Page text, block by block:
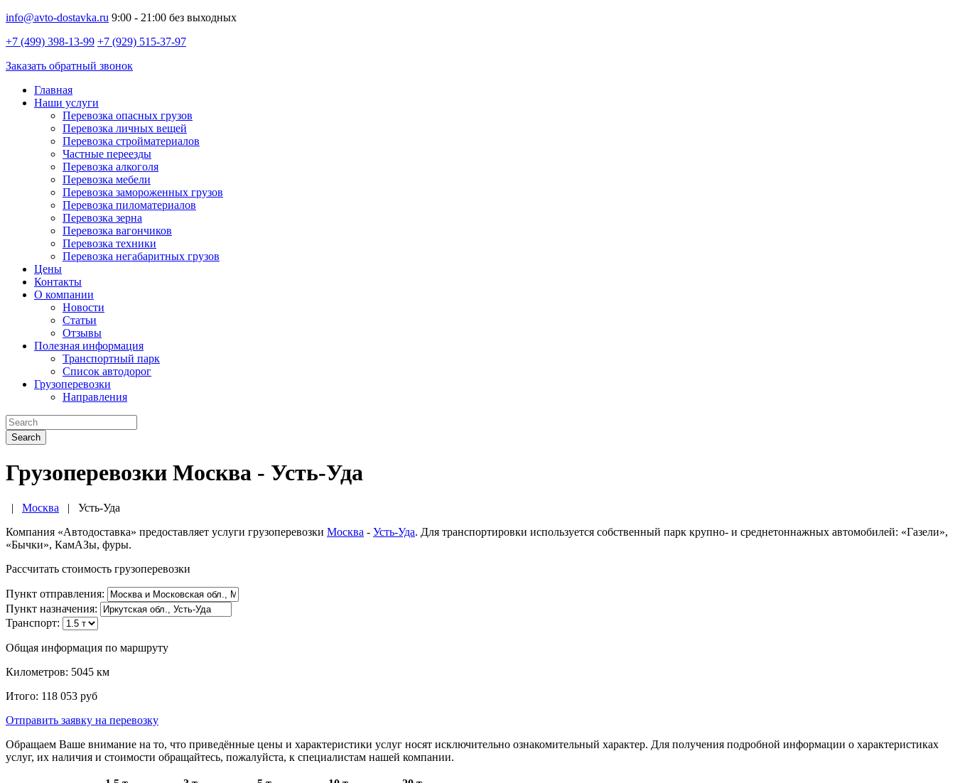
info@avto-dostavka.ru 9:00 - 21:00 без выходных
+7 (499) 398-13-99 +7 (929) 515-37-97
Заказать обратный звонок
Главная
Наши услуги
Перевозка опасных грузов
Перевозка личных вещей
Перевозка стройматериалов
Частные переезды
Перевозка алкоголя
Перевозка мебели
Перевозка замороженных грузов
Перевозка пиломатериалов
Перевозка зерна
Перевозка вагончиков
Перевозка техники
Перевозка негабаритных грузов
Цены
Контакты
О компании
Новости
Статьи
Отзывы
Полезная информация
Транспортный парк
Список автодорог
Грузоперевозки
Направления
Search
Грузоперевозки Москва - Усть-Уда
| Москва | Усть-Уда
Компания «Автодоставка» предоставляет услуги грузоперевозки Москва - Усть-Уда. Для транспортировки используется собственный парк крупно- и среднетоннажных автомобилей: «Газели»,
«Бычки», КамАЗы, фуры.
Рассчитать стоимость грузоперевозки
Пункт отправления:
Пункт назначения:
Транспорт:
Общая информация по маршруту
Километров: 5045 км
Итого: 118 053 руб
Отправить заявку на перевозку
Обращаем Ваше внимание на то, что приведённые цены и характеристики услуг носят исключительно ознакомительный характер. Для получения подробной информации о характеристиках
услуг, их наличия и стоимости обращайтесь, пожалуйста, к специалистам нашей компании.